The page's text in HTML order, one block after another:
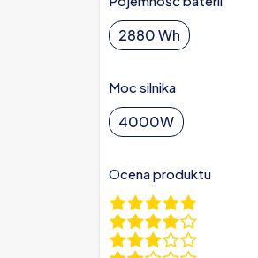
2880 Wh
Moc silnika
4000W
Ocena produktu